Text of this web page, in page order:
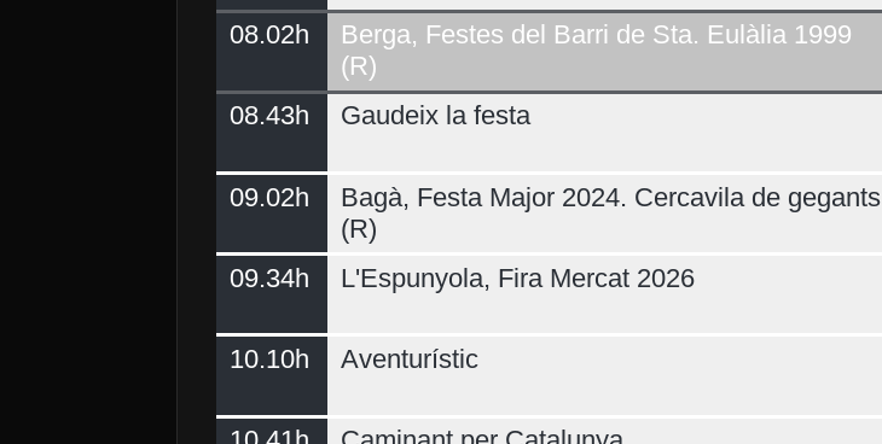
08.02h
Berga, Festes del Barri de Sta. Eulàlia 1999
(R)
08.43h Gaudeix la festa
09.02h
Bagà, Festa Major 2024. Cercavila de gegants
(R)
09.34h L'Espunyola, Fira Mercat 2026
10.10h Aventurístic